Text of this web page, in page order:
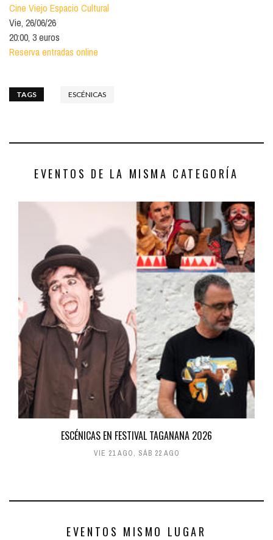
Cine Viejo Espacio Cultural
Vie, 26/06/26
20:00, 3 euros
Reserva entradas online
TAGS ESCÉNICAS
EVENTOS DE LA MISMA CATEGORÍA
ESCÉNICAS EN FESTIVAL TAGANANA 2026
VIE 21 AGO, SÁB 22 AGO
EVENTOS MISMO LUGAR